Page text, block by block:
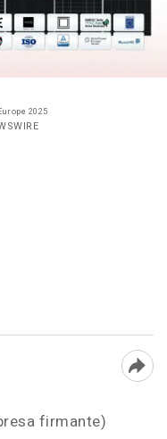
2025
firmante)